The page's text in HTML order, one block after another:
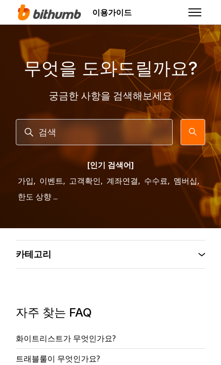
주 콘텐츠로 건너뛰기
이용가이드 탐색 메
무엇을 도와드릴까요?
궁금한 사항을 검색해보세요
검색
[인기 검색어]
가입, 이벤트, 고객확인, 계좌연결, 수수료, 멤버십,
한도 상향 ...
자주 찾는 FAQ
화이트리스트가 무엇인가요?
트래블룰이 무엇인가요?
카테고리